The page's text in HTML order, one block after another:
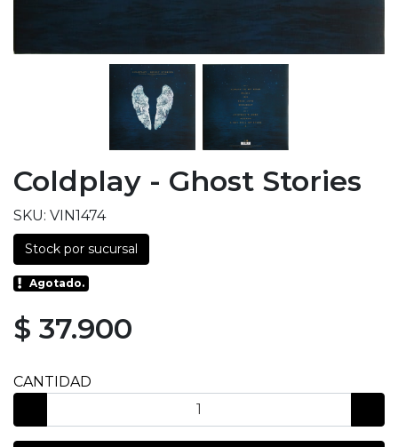
Coldplay - Ghost Stories
SKU: VIN1474
Stock por sucursal
Agotado.
$ 37.900
CANTIDAD